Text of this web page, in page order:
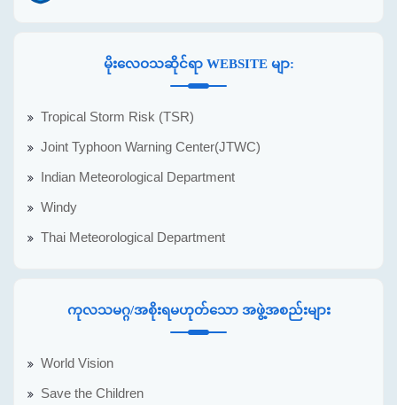
မိုးလေဝသဆိုင်ရာ WEBSITE မျာ:
Tropical Storm Risk (TSR)
Joint Typhoon Warning Center(JTWC)
Indian Meteorological Department
Windy
Thai Meteorological Department
ကုလသမဂ္ဂ/အစိုးရမဟုတ်သော အဖွဲ့အစည်းများ
World Vision
Save the Children